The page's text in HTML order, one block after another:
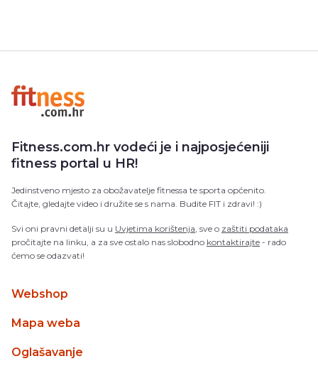
Fitness.com.hr vodeći je i najposjećeniji
fitness portal u HR!
Jedinstveno mjesto za obožavatelje fitnessa te sporta općenito.
Čitajte, gledajte video i družite se s nama. Budite FIT i zdravi! :)
Svi oni pravni detalji su u Uvjetima korištenja , sve o zaštiti podataka
pročitajte na linku, a za sve ostalo nas slobodno kontaktirajte - rado
ćemo se odazvati!
Webshop
Mapa weba
Oglašavanje